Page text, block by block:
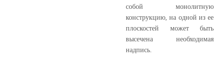
собой монолитную
конструкцию, на одной из ее
плоскостей может быть
высечена необходимая
надпись.